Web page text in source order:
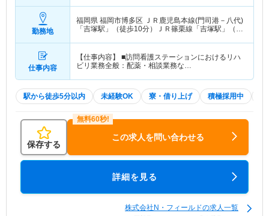
勤務地
福岡県 福岡市博多区 ＪＲ鹿児島本線(門司港－八代)
「吉塚駅」（徒歩10分）ＪＲ篠栗線「吉塚駅」（徒
仕事内容
【仕事内容】 ■訪問看護ステーションにおけるリハ
ビリ業務全般：配薬・相談業務な…
駅から徒歩5分以内 未経験OK 寮・借り上げ 積極採用中
保存する
この求人を問い合わせる
詳細を見る
株式会社N・フィールドの求人一覧